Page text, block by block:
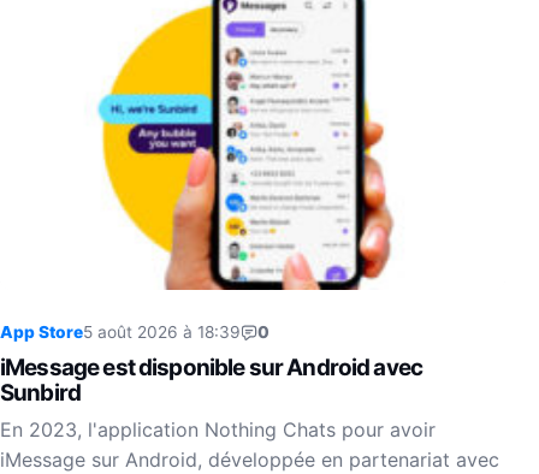
App Store5 août 2026 à 18:39 0
iMessage est disponible sur Android avec
Sunbird
En 2023, l'application Nothing Chats pour avoir
iMessage sur Android, développée en partenariat avec